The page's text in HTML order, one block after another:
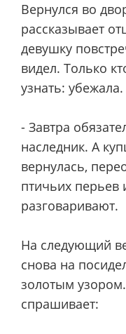
Вернулся во
рассказывает
девушку
видел. Только
узнать: убежала.
- Завтра
наследник. А
вернулась,
птичьих перьев
разговаривают.
На следующий
снова на
золотым
спрашивает: